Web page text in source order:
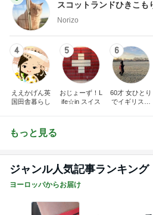
スコットランドひきこも
Norizo
4
ええかげん英
国田舎暮らし
5
おじょーず！L
ife☆in スイス
6
60才 女ひとり
でイギリスに
もっと見る
ジャンル人気記事ランキング
ヨーロッパからお届け